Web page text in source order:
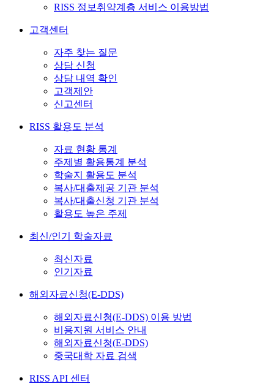
RISS 정보취약계층 서비스 이용방법
고객센터
자주 찾는 질문
상담 신청
상담 내역 확인
고객제안
신고센터
RISS 활용도 분석
자료 현황 통계
주제별 활용통계 분석
학술지 활용도 분석
복사/대출제공 기관 분석
복사/대출신청 기관 분석
활용도 높은 주제
최신/인기 학술자료
최신자료
인기자료
해외자료신청(E-DDS)
해외자료신청(E-DDS) 이용 방법
비용지원 서비스 안내
해외자료신청(E-DDS)
중국대학 자료 검색
RISS API 센터